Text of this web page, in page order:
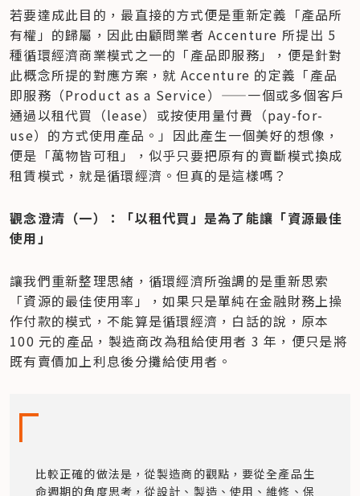
若要達成此目的，最直接的方式便是重新定義「產品所
有權」的歸屬，因此由顧問業者 Accenture 所提出 5
種循環經濟商業模式之一的「產品即服務」，便是針對
此概念所提的對應方案，就 Accenture 的定義「產品
即服務（Product as a Service）——一個或多個客戶
通過以租代買（lease）或按使用量付費（pay-for-
use）的方式使用產品。」因此產生一個美好的想像，
便是「萬物皆可租」，似乎只要把原有的賣斷模式換成
租賃模式，就是循環經濟。但真的是這樣嗎？
觀念澄清（一）：「以租代買」是為了能讓「資源最佳
使用」
讓我們重新整理思緒，循環經濟所強調的是重新思索
「資源的最佳使用率」，如果只是單純在金融財務上操
作付款的模式，不能算是循環經濟，白話的說，原本
100 元的產品，製造商改為租給使用者 3 年，便只是將
既有賣價加上利息後分攤給使用者。
比較正確的做法是，從製造商的觀點，要從全產品生
命週期的角度思考，從設計、製造、使用、維修、保